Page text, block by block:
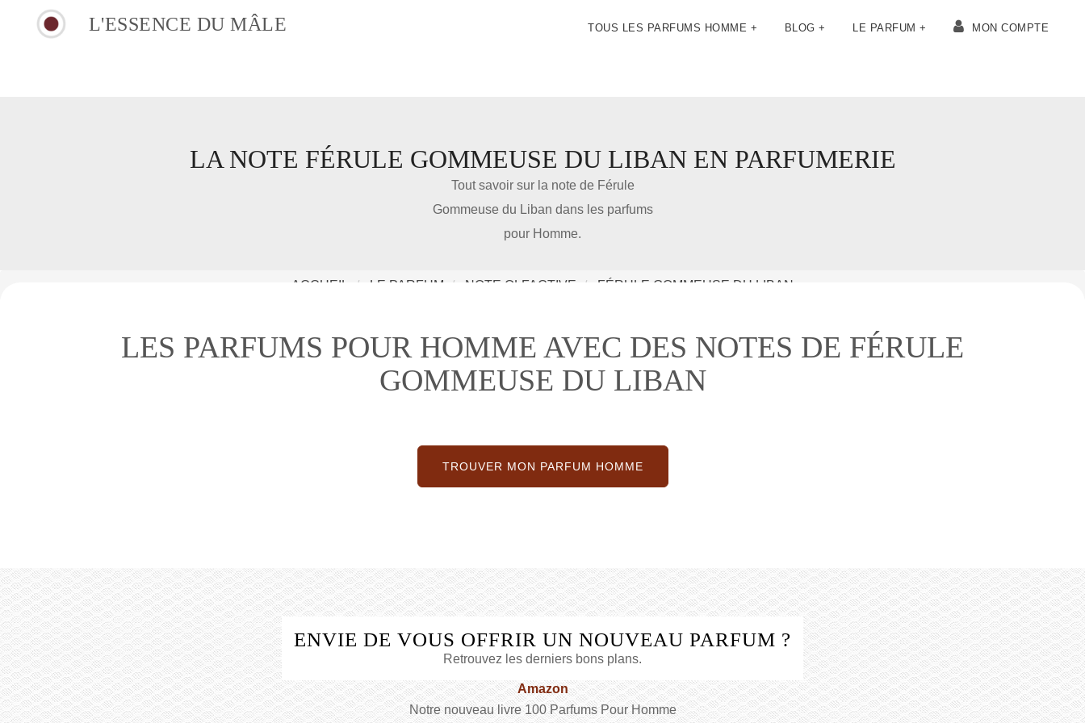
L'ESSENCE DU MÂLE TOUS LES PARFUMS HOMME + BLOG + LE PARFUM + MON COMPTE
LA NOTE FÉRULE GOMMEUSE DU LIBAN EN PARFUMERIE
Tout savoir sur la note de Férule
Gommeuse du Liban dans les parfums
pour Homme.
ACCUEIL LE PARFUM NOTE OLFACTIVE FÉRULE GOMMEUSE DU LIBAN
LES PARFUMS POUR HOMME AVEC DES NOTES DE FÉRULE
GOMMEUSE DU LIBAN
TROUVER MON PARFUM HOMME
ENVIE DE VOUS OFFRIR UN NOUVEAU PARFUM ?
Retrouvez les derniers bons plans.
Amazon
Notre nouveau livre 100 Parfums Pour Homme
IDÉE CADEAU DE NOËL
Notre nouveau livre 100 Parfums Pour Homme